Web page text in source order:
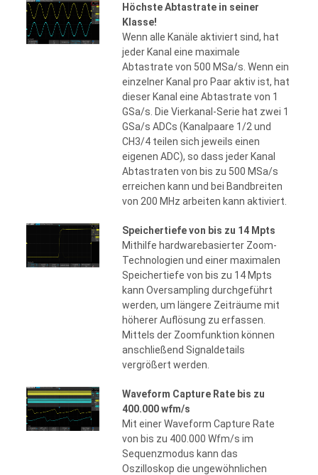
Höchste Abtastrate in seiner
Klasse!
Wenn alle Kanäle aktiviert sind, hat
jeder Kanal eine maximale
Abtastrate von 500 MSa/s. Wenn ein
einzelner Kanal pro Paar aktiv ist, hat
dieser Kanal eine Abtastrate von 1
GSa/s. Die Vierkanal-Serie hat zwei 1
GSa/s ADCs (Kanalpaare 1/2 und
CH3/4 teilen sich jeweils einen
eigenen ADC), so dass jeder Kanal
Abtastraten von bis zu 500 MSa/s
erreichen kann und bei Bandbreiten
von 200 MHz arbeiten kann aktiviert.
Speichertiefe von bis zu 14 Mpts
Mithilfe hardwarebasierter Zoom-
Technologien und einer maximalen
Speichertiefe von bis zu 14 Mpts
kann Oversampling durchgeführt
werden, um längere Zeiträume mit
höherer Auflösung zu erfassen.
Mittels der Zoomfunktion können
anschließend Signaldetails
vergrößert werden.
Waveform Capture Rate bis zu
400.000 wfm/s
Mit einer Waveform Capture Rate
von bis zu 400.000 Wfm/s im
Sequenzmodus kann das
Oszilloskop die ungewöhnlichen